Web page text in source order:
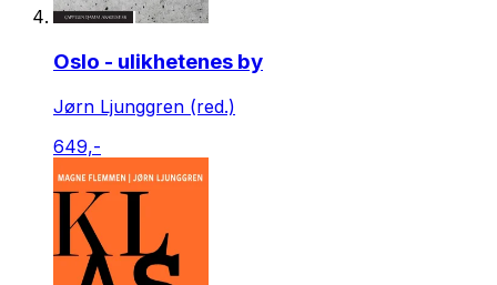
Oslo - ulikhetenes by
Jørn Ljunggren (red.)
649,-